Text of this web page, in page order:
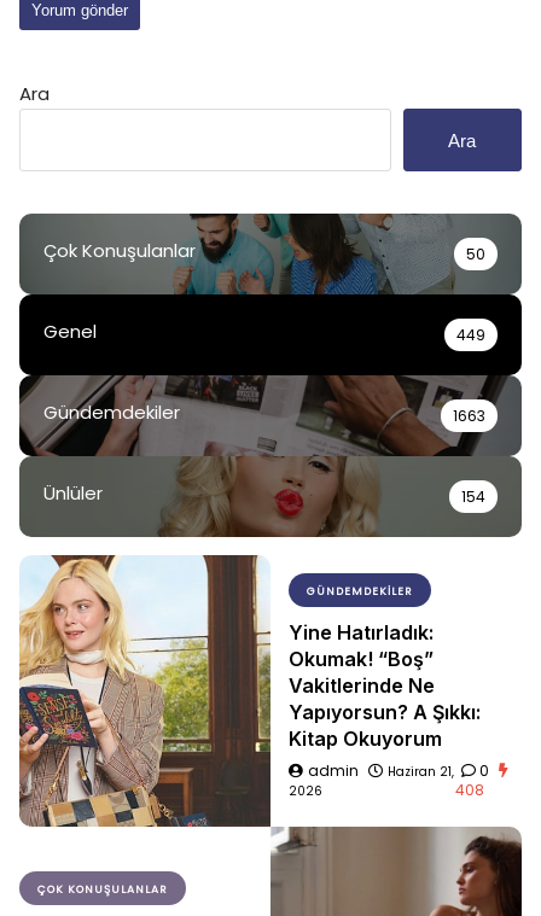
Ara
Ara
Çok Konuşulanlar 50
Genel 449
Gündemdekiler 1663
Ünlüler 154
GÜNDEMDEKILER
Yine Hatırladık:
Okumak! “Boş”
Vakitlerinde Ne
Yapıyorsun? A Şıkkı:
Kitap Okuyorum
admin
Haziran 21,
2026
0
408
ÇOK KONUŞULANLAR